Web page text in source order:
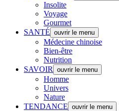
Insolite
Voyage
Gourmet
SANTÉ ouvrir le menu
Médecine chinoise
Bien-être
Nutrition
SAVOIR
ouvrir le menu
Homme
Univers
Nature
TENDANCE ouvrir le menu